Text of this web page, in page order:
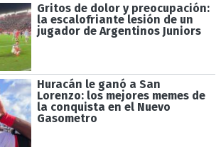
Gritos de dolor y preocupación:
la escalofriante lesión de un
jugador de Argentinos Juniors
Huracán le ganó a San
Lorenzo: los mejores memes de
la conquista en el Nuevo
Gasometro